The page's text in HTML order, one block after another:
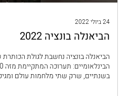
24 ביולי 2022
הביאנלה בונציה 2022
הביאנלה בונציה נחשבת לגולת הכותרת
בשנתיים, שרק שתי מלחמות עולם